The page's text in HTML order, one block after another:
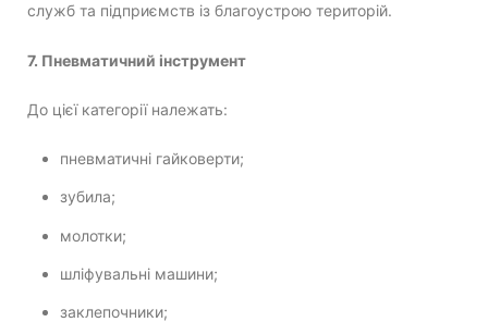
служб та підприємств із благоустрою територій.
7. Пневматичний інструмент
До цієї категорії належать:
пневматичні гайковерти;
зубила;
молотки;
шліфувальні машини;
заклепочники;